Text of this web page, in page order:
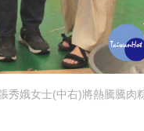
秀娥女士(中右)將熱騰騰肉